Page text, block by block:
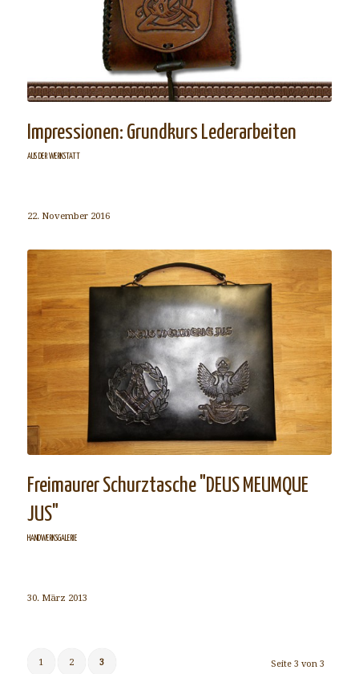
Impressionen: Grundkurs Lederarbeiten
AUS DER WERKSTATT
22. November 2016
Freimaurer Schurztasche "DEUS MEUMQUE
JUS"
HANDWERKSGALERIE
30. März 2013
Seite 3 von 3
1 2 3